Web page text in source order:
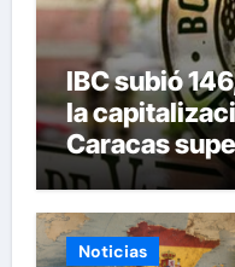
IBC subió
la
Caracas
millones
Noticias